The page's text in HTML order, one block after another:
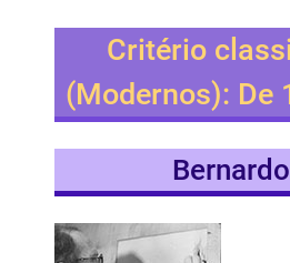
Critério
(Modernos): De